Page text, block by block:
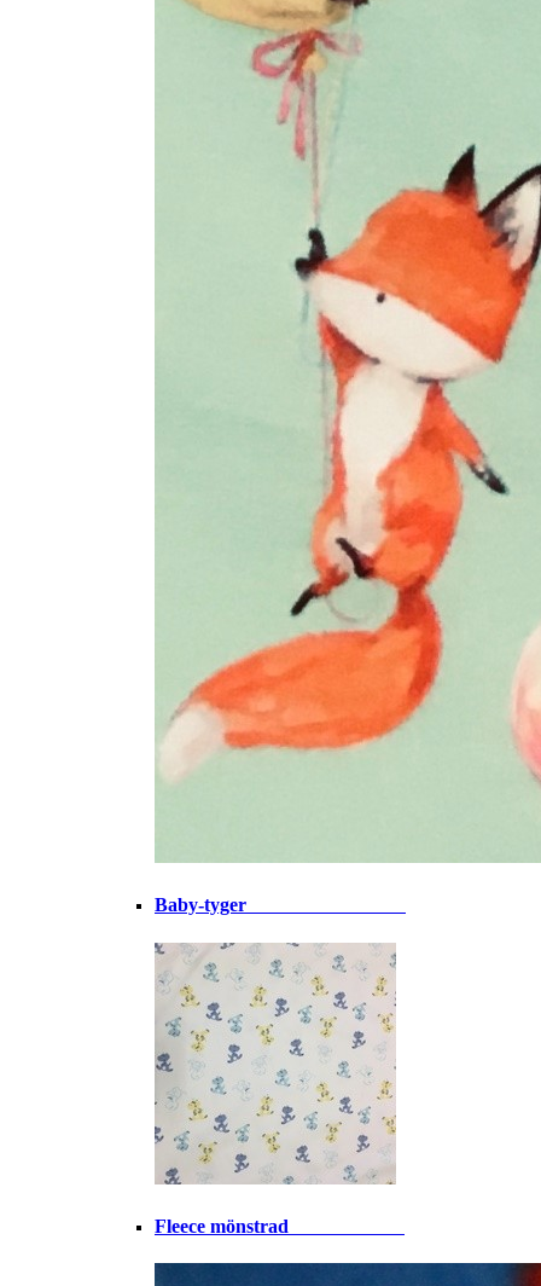
Baby-tyger⠀⠀⠀⠀⠀⠀⠀⠀⠀⠀⠀
Fleece mönstrad⠀⠀⠀⠀⠀⠀⠀⠀